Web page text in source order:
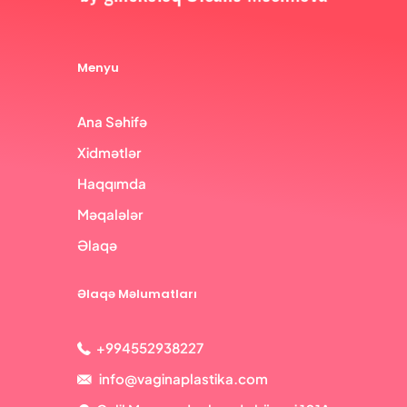
Menyu
Ana Səhifə
Xidmətlər
Haqqımda
Məqalələr
Əlaqə
Əlaqə Məlumatları
+994552938227
info@vaginaplastika.com